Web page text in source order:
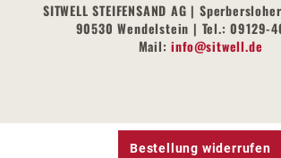
SITWELL STEIFENSAND AG |
90530 Wendelstein | Tel.: 09129-
Mail:info@sitwell.de
Bestellung widerrufen